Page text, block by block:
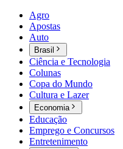
Agro
Apostas
Auto
Brasil
Ciência e Tecnologia
Colunas
Copa do Mundo
Cultura e Lazer
Economia
Educação
Emprego e Concursos
Entretenimento